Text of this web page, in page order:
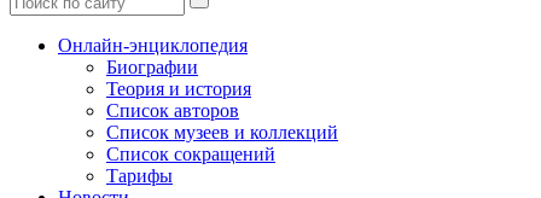
Онлайн-энциклопедия
Биографии
Теория и история
Список авторов
Список музеев и коллекций
Список сокращений
Тарифы